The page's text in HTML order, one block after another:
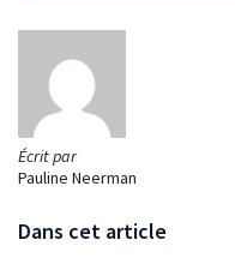
Écrit par
Pauline Neerman
Dans cet article